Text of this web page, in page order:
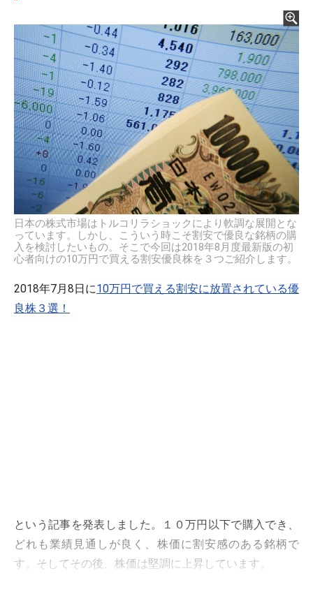
日本の株式市場はトルコリラショックにより軟調な展開とな
っています。しかし、こういう時こそ割安で優良な銘柄の購
入を検討したいもの。そこで今回は2018年8月度最新版の初
心者向けの10万円で買える割安優良株を３つご紹介します。
2018年7月8日に10万円で買える割安に放置されている優
良株３選！
という記事を発表しました。１０万円以下で購入でき、
どれも業績見通しが良く、株価に割安感のある銘柄で
す。そしてその後、株価は堅調に上昇しています。